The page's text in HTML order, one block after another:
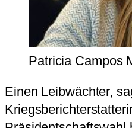
Patricia Campos
Einen Leibwächter,